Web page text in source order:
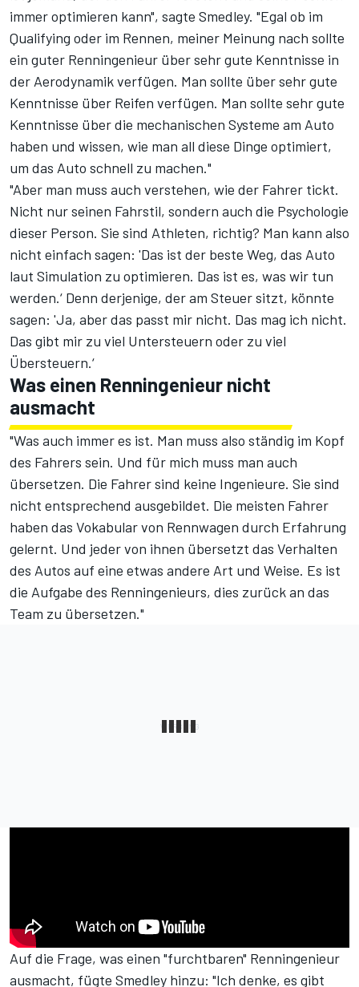
immer optimieren kann", sagte Smedley. "Egal ob im
Qualifying oder im Rennen, meiner Meinung nach sollte
ein guter Renningenieur über sehr gute Kenntnisse in
der Aerodynamik verfügen. Man sollte über sehr gute
Kenntnisse über Reifen verfügen. Man sollte sehr gute
Kenntnisse über die mechanischen Systeme am Auto
haben und wissen, wie man all diese Dinge optimiert,
um das Auto schnell zu machen."
"Aber man muss auch verstehen, wie der Fahrer tickt.
Nicht nur seinen Fahrstil, sondern auch die Psychologie
dieser Person. Sie sind Athleten, richtig? Man kann also
nicht einfach sagen: 'Das ist der beste Weg, das Auto
laut Simulation zu optimieren. Das ist es, was wir tun
werden.‘ Denn derjenige, der am Steuer sitzt, könnte
sagen: 'Ja, aber das passt mir nicht. Das mag ich nicht.
Das gibt mir zu viel Untersteuern oder zu viel
Übersteuern.‘
Was einen Renningenieur nicht
ausmacht
"Was auch immer es ist. Man muss also ständig im Kopf
des Fahrers sein. Und für mich muss man auch
übersetzen. Die Fahrer sind keine Ingenieure. Sie sind
nicht entsprechend ausgebildet. Die meisten Fahrer
haben das Vokabular von Rennwagen durch Erfahrung
gelernt. Und jeder von ihnen übersetzt das Verhalten
des Autos auf eine etwas andere Art und Weise. Es ist
die Aufgabe des Renningenieurs, dies zurück an das
Team zu übersetzen."
Auf die Frage, was einen "furchtbaren" Renningenieur
ausmacht, fügte Smedley hinzu: "Ich denke, es gibt